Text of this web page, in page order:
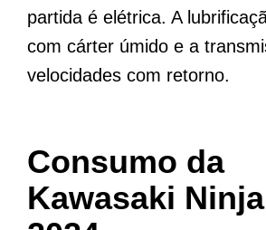
partida é elétrica. A
com cárter úmido e a
velocidades com retorno.
Consumo da
Kawasaki